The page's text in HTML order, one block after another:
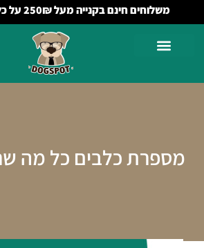
משלוחים חינם בקנייה מעל 250₪ על כל המוצרים באתר
מספרת כלבים כל מה